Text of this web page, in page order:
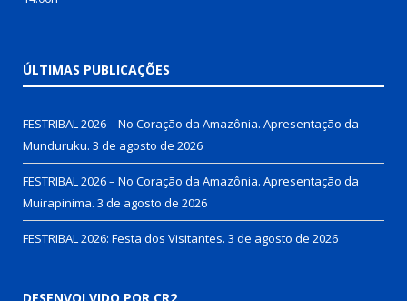
ÚLTIMAS PUBLICAÇÕES
FESTRIBAL 2026 – No Coração da Amazônia. Apresentação da
Munduruku. 3 de agosto de 2026
FESTRIBAL 2026 – No Coração da Amazônia. Apresentação da
Muirapinima. 3 de agosto de 2026
FESTRIBAL 2026: Festa dos Visitantes. 3 de agosto de 2026
DESENVOLVIDO POR CR2